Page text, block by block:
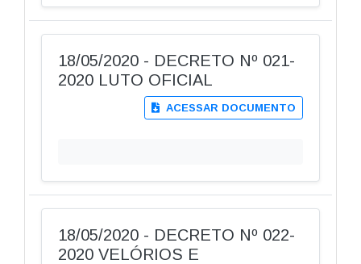
18/05/2020 - DECRETO Nº 021-
2020 LUTO OFICIAL
ACESSAR DOCUMENTO
18/05/2020 - DECRETO Nº 022-
2020 VELÓRIOS E